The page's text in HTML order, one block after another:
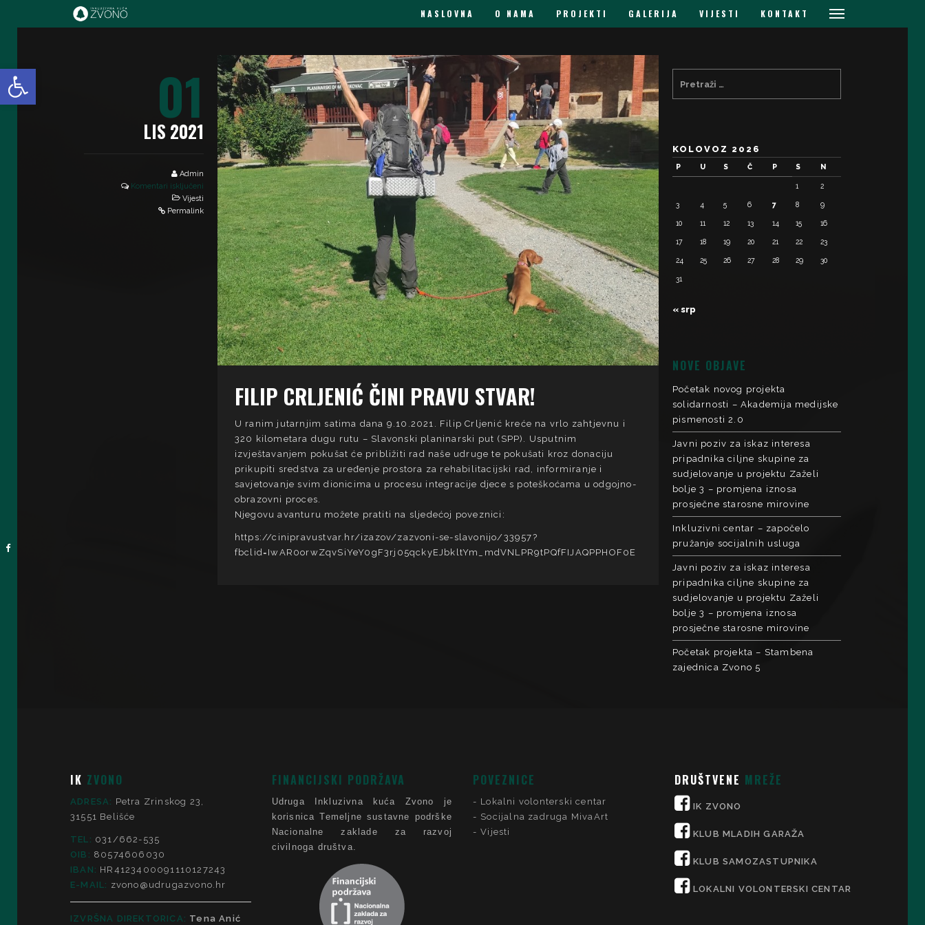
Open toolbar
NASLOVNA O NAMA PROJEKTI GALERIJA VIJESTI KONTAKT
IK Zvono
01
LIS 2021
Admin
Komentari isključeni
Vijesti
Permalink
FILIP CRLJENIĆ ČINI PRAVU STVAR!
U ranim jutarnjim satima dana 9.10.2021. Filip Crljenić kreće na vrlo zahtjevnu i
320 kilometara dugu rutu – Slavonski planinarski put (SPP). Usputnim
izvještavanjem pokušat će približiti rad naše udruge te pokušati kroz donaciju
prikupiti sredstva za uređenje prostora za rehabilitacijski rad, informiranje i
savjetovanje svim dionicima u procesu integracije djece s poteškoćama u odgojno-
obrazovni proces.
Njegovu avanturu možete pratiti na sljedećoj poveznici:
https://cinipravustvar.hr/izazov/zazvoni-se-slavonijo/33957?
fbclid=IwAR0orwZqvSiYeY0gF3rj05qckyEJbkltYm_mdVNLPR9tPQfFIJAQPPHOF0E
KOLOVOZ 2026
P U S Č P S N
1 2
3 4 5 6 7 8 9
10 11 12 13 14 15 16
17 18 19 20 21 22 23
24 25 26 27 28 29 30
31
« srp
NOVE OBJAVE
Početak novog projekta
solidarnosti – Akademija medijske
pismenosti 2.0
Javni poziv za iskaz interesa
pripadnika ciljne skupine za
sudjelovanje u projektu Zaželi
bolje 3 – promjena iznosa
prosječne starosne mirovine
Inkluzivni centar – započelo
pružanje socijalnih usluga
Javni poziv za iskaz interesa
pripadnika ciljne skupine za
sudjelovanje u projektu Zaželi
bolje 3 – promjena iznosa
prosječne starosne mirovine
Početak projekta – Stambena
zajednica Zvono 5
IK ZVONO
ADRESA: Petra Zrinskog 23,
31551 Belišće
TEL: 031/662-535
OIB: 80574606030
IBAN: HR4123400091110127243
E-MAIL: zvono@udrugazvono.hr
IZVRŠNA DIREKTORICA: Tena Anić
FINANCIJSKI PODRŽAVA
Udruga Inkluzivna kuća Zvono je
korisnica Temeljne sustavne podrške
Nacionalne zaklade za razvoj
civilnoga društva.
POVEZNICE
Lokalni volonterski centar
Socijalna zadruga MivaArt
Vijesti
DRUŠTVENE MREŽE
IK ZVONO
KLUB MLADIH GARAŽA
KLUB SAMOZASTUPNIKA
LOKALNI VOLONTERSKI CENTAR